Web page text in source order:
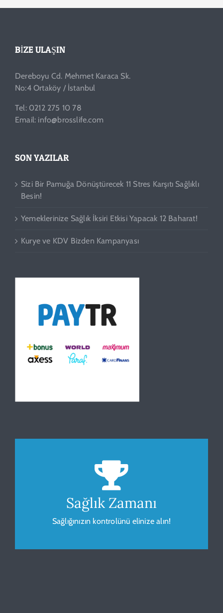
BIZE ULAŞIN
Dereboyu Cd. Mehmet Karaca Sk.
No:4 Ortaköy / İstanbul
Tel: 0212 275 10 78
Email: info@brosslife.com
SON YAZILAR
Sizi Bir Pamuğa Dönüştürecek 11 Stres Karşıtı Sağlıklı
Besin!
Yemeklerinize Sağlık İksiri Etkisi Yapacak 12 Baharat!
Kurye ve KDV Bizden Kampanyası
Sağlık Zamanı
Sağlığınızın kontrolünü elinize alın!
Beden Kitle Endeksi
Sağlığınız için vücudunuzu gözlemleyip
ölçümleyin.
HESAPLA